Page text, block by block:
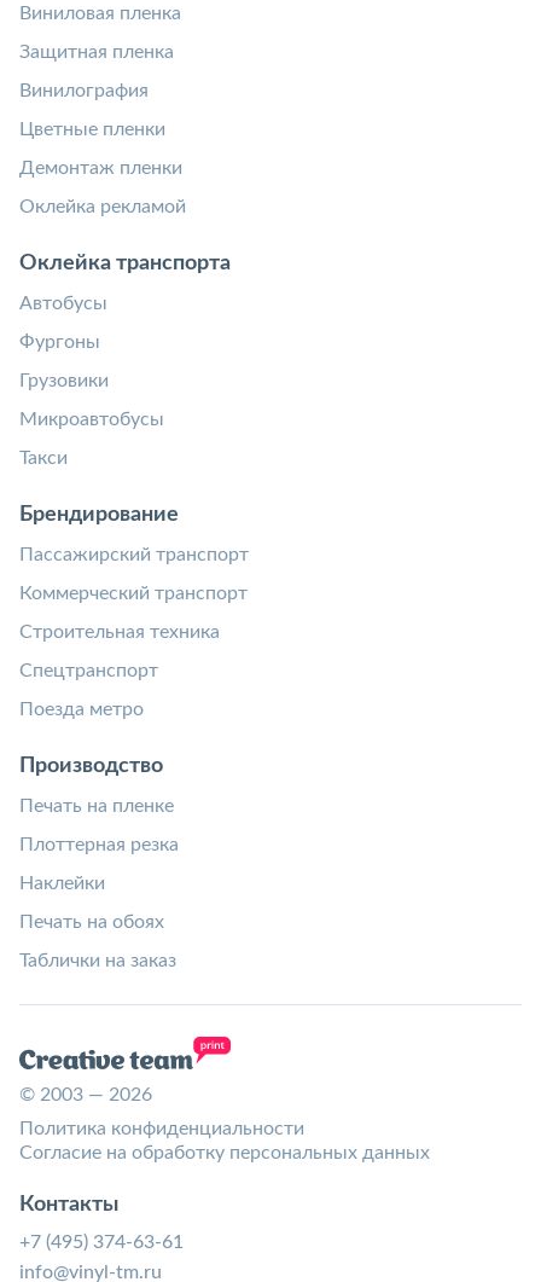
Виниловая пленка
Защитная пленка
Винилография
Цветные пленки
Демонтаж пленки
Оклейка рекламой
Оклейка транспорта
Автобусы
Фургоны
Грузовики
Микроавтобусы
Такси
Брендирование
Пассажирский транспорт
Коммерческий транспорт
Строительная техника
Спецтранспорт
Поезда метро
Производство
Печать на пленке
Плоттерная резка
Наклейки
Печать на обоях
Таблички на заказ
© 2003 — 2026
Политика конфиденциальности
Согласие на обработку персональных данных
Контакты
+7 (495) 374-63-61
info@vinyl-tm.ru